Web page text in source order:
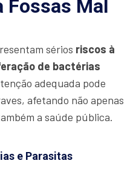
Fossas Mal
sérios riscos à
de bactérias
adequada pode
afetando não apenas
a saúde pública.
e Parasitas